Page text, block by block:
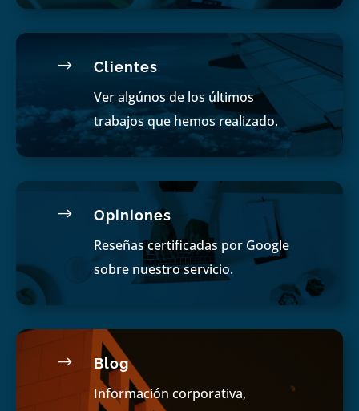
$ Clientes
Ver algúnos de los últimos
trabajos que hemos realizado.
$ Opiniones
Reseñas certificadas por Google
sobre nuestro servicio.
$ Blog
Información corporativa,